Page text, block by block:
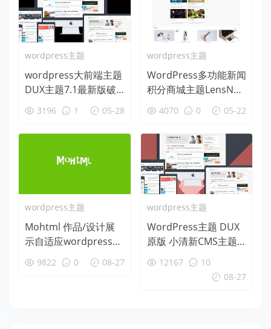
wordpress主题
wordpress大前端主题
DUX主题7.1最新版破
解去授权无限制版本W
ordPress模板
3196 1 05-28
wordpress主题
WordPress多功能新闻
积分商城主题LensNew
s1.54070 0 05-22
wordpress主题
Mohtml 作品/设计展
示自适应wordpress主
题 模板兔出品
9822 0 08-27
wordpress主题
WordPress主题 DUX
原版 小清新CMS主题
带用户中心[更新至1.2]
12167
10
08-27